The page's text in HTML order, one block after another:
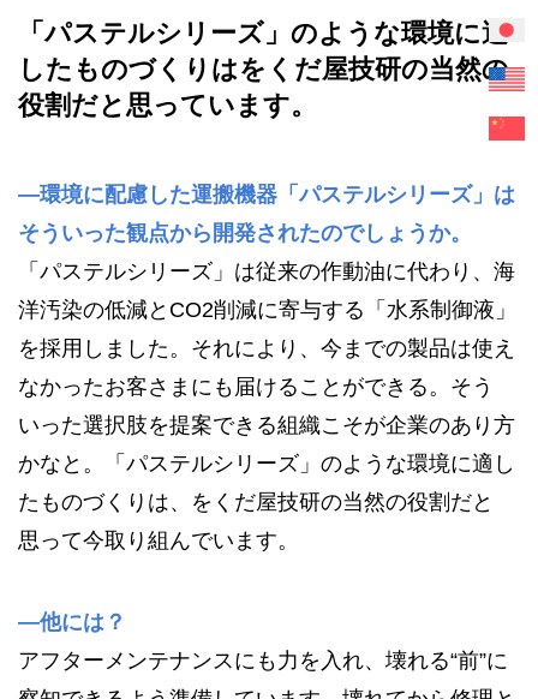
「パステルシリーズ」のような環境に適
したものづくりはをくだ屋技研の当然の
役割だと思っています。
—環境に配慮した運搬機器「パステルシリーズ」は
そういった観点から開発されたのでしょうか。
「パステルシリーズ」は従来の作動油に代わり、海
洋汚染の低減とCO2削減に寄与する「水系制御液」
を採用しました。それにより、今までの製品は使え
なかったお客さまにも届けることができる。そう
いった選択肢を提案できる組織こそが企業のあり方
かなと。「パステルシリーズ」のような環境に適し
たものづくりは、をくだ屋技研の当然の役割だと
思って今取り組んでいます。
—他には？
アフターメンテナンスにも力を入れ、壊れる“前”に